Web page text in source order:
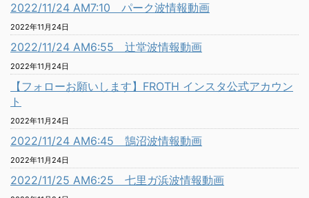
2022/11/24 AM7:10 パーク波情報動画
2022年11月24日
2022/11/24 AM6:55 辻堂波情報動画
2022年11月24日
【フォローお願いします】FROTH インスタ公式アカウン
ト
2022年11月24日
2022/11/24 AM6:45 鵠沼波情報動画
2022年11月24日
2022/11/25 AM6:25 七里ガ浜波情報動画